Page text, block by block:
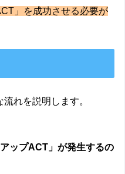
」を成功させる必要が
れを説明します。
ップACT」が発生するの